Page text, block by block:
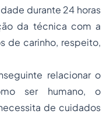
durante 24 horas
da técnica com a
de carinho, respeito,
relacionar o
ser humano, o
de cuidados